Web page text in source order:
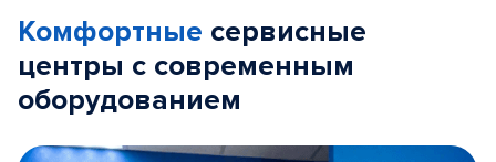
Комфортные сервисные
центры с современным
оборудованием